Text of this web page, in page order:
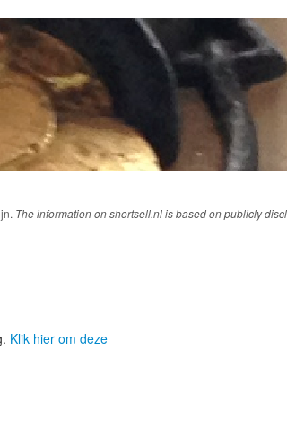
The information on shortsell.nl is based on publicly
Klik hier om deze